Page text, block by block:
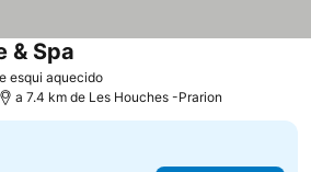
esqui aquecido
& Spa
a 7.4 km de Les Houches -Prarion